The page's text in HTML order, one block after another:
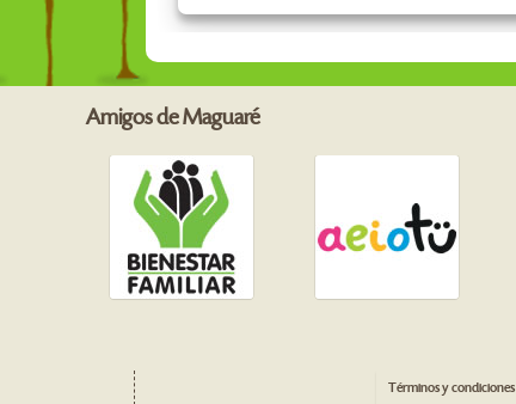
Amigos de Maguaré
Términos y condiciones